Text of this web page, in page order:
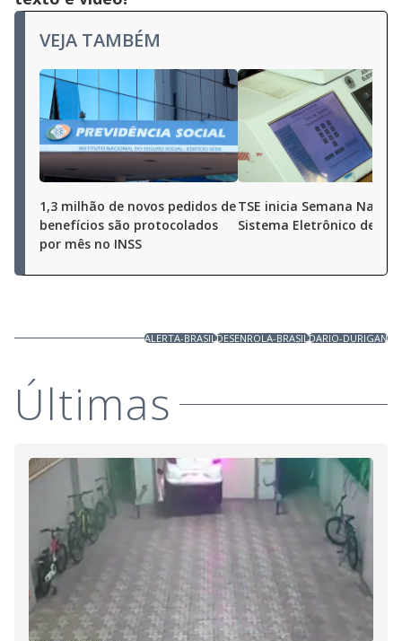
VEJA TAMBÉM
1,3 milhão de novos pedidos de
benefícios são protocolados
por mês no INSS
TSE inicia Semana
Sistema Eletrônico de
ALERTA-BRASILDESENROLA-BRASILDARIO-DURIGAN
Últimas